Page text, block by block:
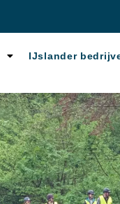
IJslander